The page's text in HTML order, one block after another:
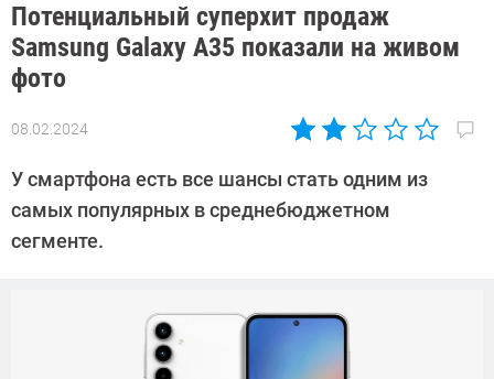
Потенциальный суперхит продаж
Samsung Galaxy A35 показали на живом
фото
08.02.2024
Автор:
Калашников
У смартфона есть все шансы стать одним из
самых популярных в среднебюджетном
сегменте.